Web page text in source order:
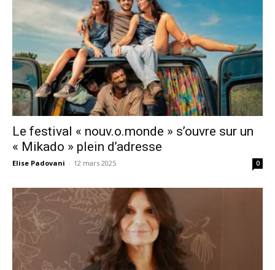
Le festival « nouv.o.monde » s’ouvre sur un
« Mikado » plein d’adresse
Elise Padovani - 12 mars 2025 0